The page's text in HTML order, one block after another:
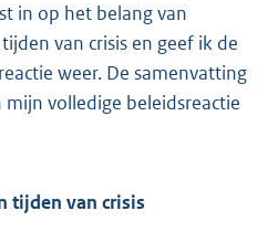
in op het belang van
van crisis en geef ik de
weer. De samenvatting
volledige beleidsreactie
tijden van crisis